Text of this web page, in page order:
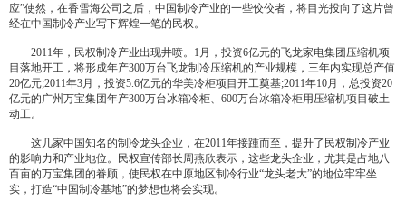
应”使然，在香雪海公司之后，中国制冷产业的一些佼佼者，将目光投向了这片曾
经在中国制冷产业写下辉煌一笔的民权。
2011年，民权制冷产业出现井喷。1月，投资6亿元的飞龙家电集团压缩机项
目落地开工，将形成年产300万台飞龙制冷压缩机的产业规模，三年内实现总产值
20亿元;2011年3月，投资5.6亿元的华美冷柜项目开工奠基;2011年10月，总投资20
亿元的广州万宝集团年产300万台冰箱冷柜、600万台冰箱冷柜用压缩机项目破土
动工。
这几家中国知名的制冷龙头企业，在2011年接踵而至，提升了民权制冷产业
的影响力和产业地位。民权宣传部长周燕欣表示，这些龙头企业，尤其是占地八
百亩的万宝集团的眷顾，使民权在中原地区制冷行业“龙头老大”的地位牢牢坐
实，打造“中国制冷基地”的梦想也将会实现。